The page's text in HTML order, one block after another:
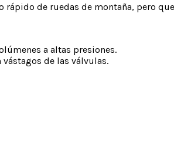
de ruedas de montaña, pero
a altas presiones.
de las válvulas.